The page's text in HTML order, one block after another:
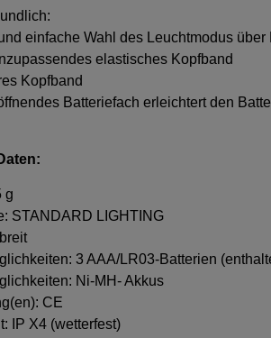
einfache Wahl des Leuchtmodus über
elastisches Kopfband
Kopfband
Batteriefach erleichtert den
g
STANDARD LIGHTING
3 AAA/LR03-Batterien
Ni-MH- Akkus
CE
IP X4 (wetterfest)